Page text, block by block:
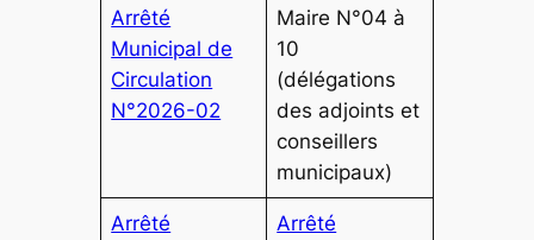
Arrêté
Municipal de
Circulation
N°2026-02
Maire N°04 à
10
(délégations
des adjoints et
conseillers
municipaux)
Arrêté
Arrêté